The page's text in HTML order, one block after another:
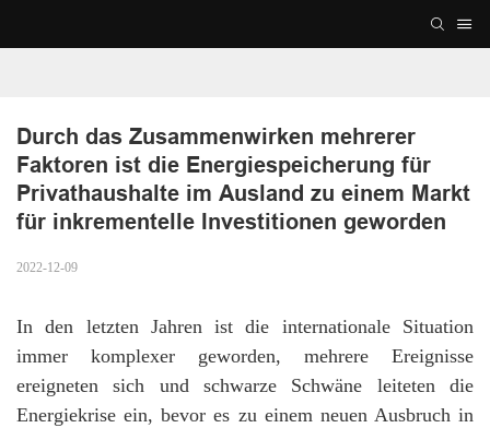
Durch das Zusammenwirken mehrerer
Faktoren ist die Energiespeicherung für
Privathaushalte im Ausland zu einem Markt
für inkrementelle Investitionen geworden
2022-12-09
In den letzten Jahren ist die internationale Situation
immer komplexer geworden, mehrere Ereignisse
ereigneten sich und schwarze Schwäne leiteten die
Energiekrise ein, bevor es zu einem neuen Ausbruch in